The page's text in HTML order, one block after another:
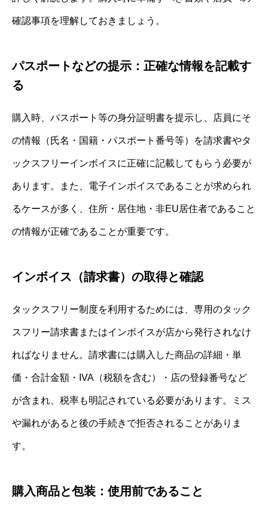
確認事項を理解しておきましょう。
パスポートなどの提示：正確な情報を記載す
る
購入時、パスポート等の身分証明書を提示し、店員にそ
の情報（氏名・国籍・パスポート番号等）を請求書やタ
ックスフリーインボイスに正確に記載してもらう必要が
あります。また、電子インボイスであることが求められ
るケースが多く、住所・居住地・非EU居住者であること
の情報が正確であることが重要です。
インボイス（請求書）の取得と確認
タックスフリー制度を利用するためには、専用のタック
スフリー請求書またはインボイスが店から発行されなけ
ればなりません。請求書には購入した商品の詳細・単
価・合計金額・IVA（税額を含む）・店の登録番号など
が含まれ、税率も明記されている必要があります。ミス
や漏れがあると後の手続きで拒否されることがありま
す。
購入商品と包装：使用前であること